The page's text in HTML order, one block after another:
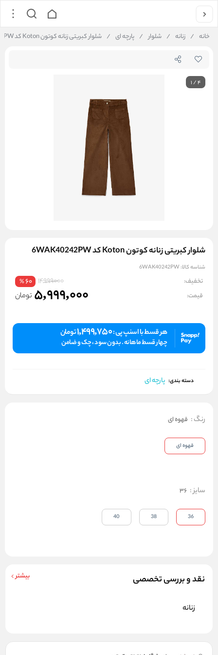
خانه / زنانه / شلوار / پارچه ای / شلوار کبریتی زنانه کوتون Koton کد 6WAK40242PW
1/4
شلوار کبریتی زنانه کوتون Koton کد 6WAK40242PW
شناسه کالا: 6WAK40242PW
تخفیف: 14999000
60
%
قیمت: 5,999,000 تومان
هر قسط با اسنپ پی :1,499,750تومان
چهار قسط ماهانه . بدون سود ، چک و ضامن
دسته بندی: پارچه ای
نقد و بررسی تخصصی بیشتر
زنانه
رنگ: قهوه ای
قهوه ای
سایز:
36
36
38
40